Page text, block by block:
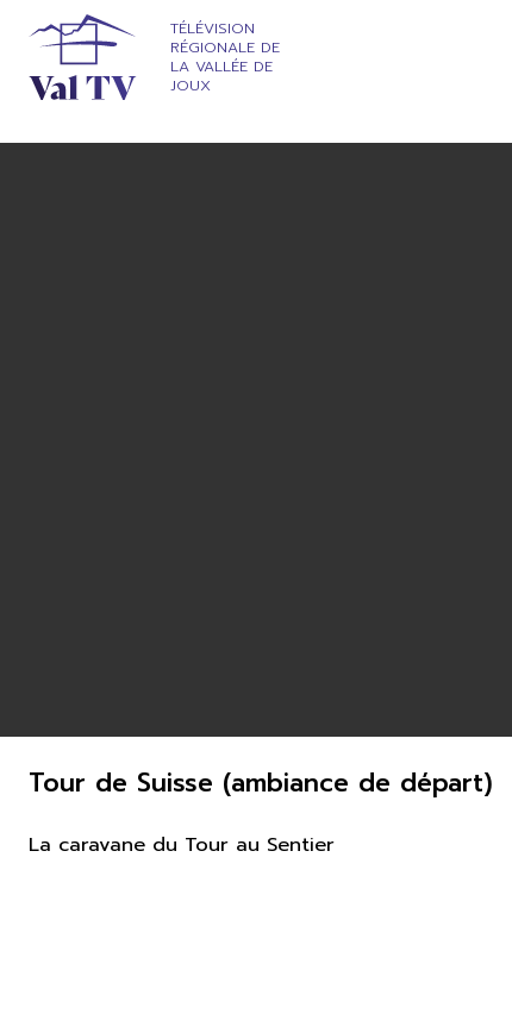
TÉLÉVISION
RÉGIONALE DE
LA VALLÉE DE
JOUX
Tour de Suisse (ambiance de départ)
La caravane du Tour au Sentier